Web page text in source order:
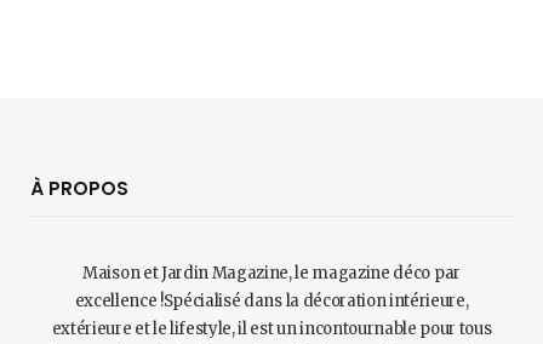
À PROPOS
Maison et Jardin Magazine, le magazine déco par
excellence !Spécialisé dans la décoration intérieure,
extérieure et le lifestyle, il est un incontournable pour tous